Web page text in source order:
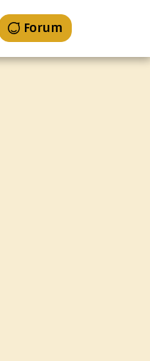
Forum